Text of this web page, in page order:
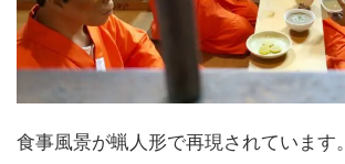
食事風景が蝋人形で再現されています。